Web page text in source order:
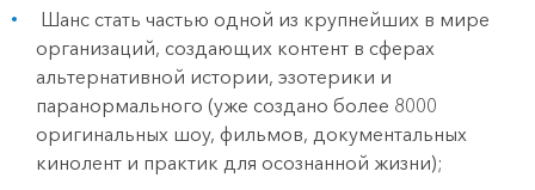
Шанс стать частью одной из крупнейших в мире
организаций, создающих контент в сферах
альтернативной истории, эзотерики и
паранормального (уже создано более 8000
оригинальных шоу, фильмов, документальных
кинолент и практик для осознанной жизни);